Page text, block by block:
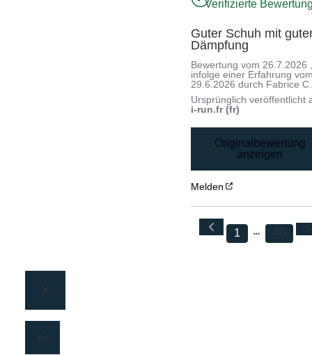
Verifizierte
Guter Schuh mit
Dämpfung
Bewertung vom26.7.2026
infolge einer Erfahrung
29.6.2026 durch Fabrice C.
Ursprünglich veröffentlicht
i-run.fr (fr)
Originalbewertung
anzeigen
Melden
1 40